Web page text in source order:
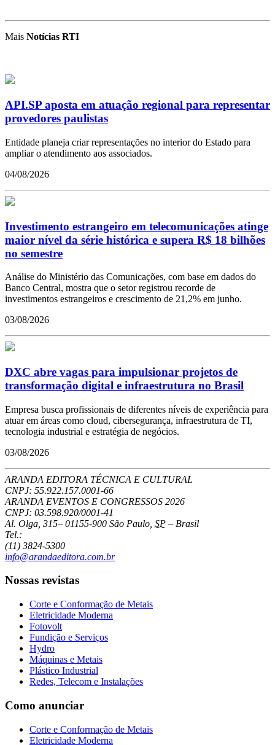
Mais Notícias RTI
API.SP aposta em atuação regional para representar
provedores paulistas
Entidade planeja criar representações no interior do Estado para
ampliar o atendimento aos associados.
04/08/2026
Investimento estrangeiro em telecomunicações atinge
maior nível da série histórica e supera R$ 18 bilhões
no semestre
Análise do Ministério das Comunicações, com base em dados do
Banco Central, mostra que o setor registrou recorde de
investimentos estrangeiros e crescimento de 21,2% em junho.
03/08/2026
DXC abre vagas para impulsionar projetos de
transformação digital e infraestrutura no Brasil
Empresa busca profissionais de diferentes níveis de experiência para
atuar em áreas como cloud, cibersegurança, infraestrutura de TI,
tecnologia industrial e estratégia de negócios.
03/08/2026
ARANDA EDITORA TÉCNICA E CULTURAL
CNPJ: 55.922.157.0001-66
ARANDA EVENTOS E CONGRESSOS 2026
CNPJ: 03.598.920/0001-41
Al. Olga, 315– 01155-900 São Paulo SP – Brasil
Tel.:
(11) 3824-5300
info@arandaeditora.com.br
Nossas revistas
Corte e Conformação de Metais
Eletricidade Moderna
Fotovolt
Fundição e Serviços
Hydro
Máquinas e Metais
Plástico Industrial
Redes, Telecom e Instalações
Como anunciar
Corte e Conformação de Metais
Eletricidade Moderna